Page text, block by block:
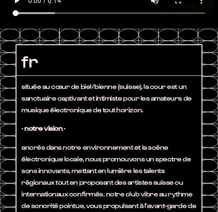
fr
située au cœur de biel/bienne (suisse), la cour est un
sanctuaire captivant et intimiste pour les amateurs de
musique électronique de tout horizon.
· notre vision ·
ancrés dans notre environnement et la scène
électronique locale, nous promouvons un spectre de
sons innovants, mettant en lumière les talents
régionaux tout en proposant des artistes suisse ou
internationaux confirmés. notre club vibre au rythme
de sonorité pointue, vous propulsant à l’avant-garde de